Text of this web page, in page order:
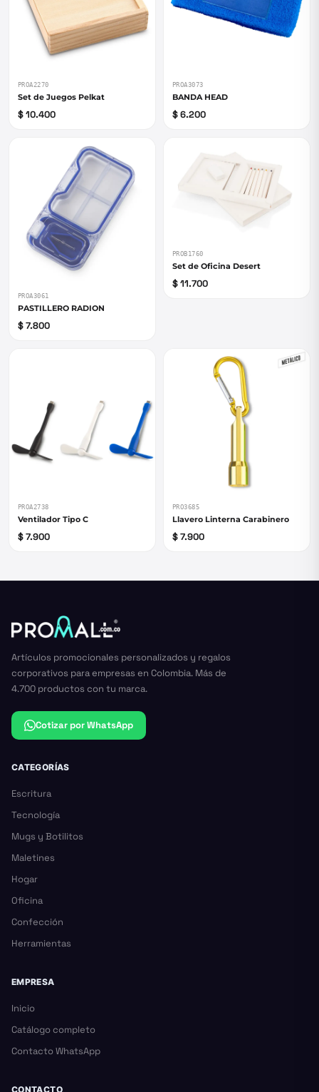
PROA2270
Set de Juegos Pelkat
$ 10.400
PROA3073
BANDA HEAD
$ 6.200
PROA3061
PASTILLERO RADION
$ 7.800
PROB1760
Set de Oficina Desert
$ 11.700
PROA2738
Ventilador Tipo C
$ 7.900
PRO3685
Llavero Linterna Carabinero
$ 7.900
Artículos promocionales personalizados y regalos
corporativos para empresas en Colombia. Más de
4.700 productos con tu marca.
Cotizar por WhatsApp
CATEGORÍAS
Escritura
Tecnología
Mugs y Botilitos
Maletines
Hogar
Oficina
Confección
Herramientas
EMPRESA
Inicio
Catálogo completo
Contacto WhatsApp
CONTACTO